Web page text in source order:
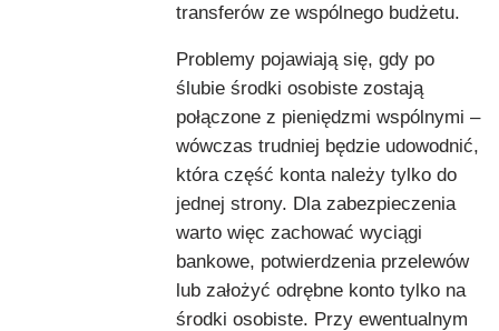
transferów ze wspólnego budżetu.
Problemy pojawiają się, gdy po
ślubie środki osobiste zostają
połączone z pieniędzmi wspólnymi –
wówczas trudniej będzie udowodnić,
która część konta należy tylko do
jednej strony. Dla zabezpieczenia
warto więc zachować wyciągi
bankowe, potwierdzenia przelewów
lub założyć odrębne konto tylko na
środki osobiste. Przy ewentualnym